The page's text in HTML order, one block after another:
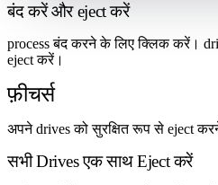
बंद करें और eject करें
process बंद करने के लिए क्लिक करें।
eject करें।
फ़ीचर्स
अपने drives को सुरक्षित रूप से eject
सभी Drives एक साथ Eject करें